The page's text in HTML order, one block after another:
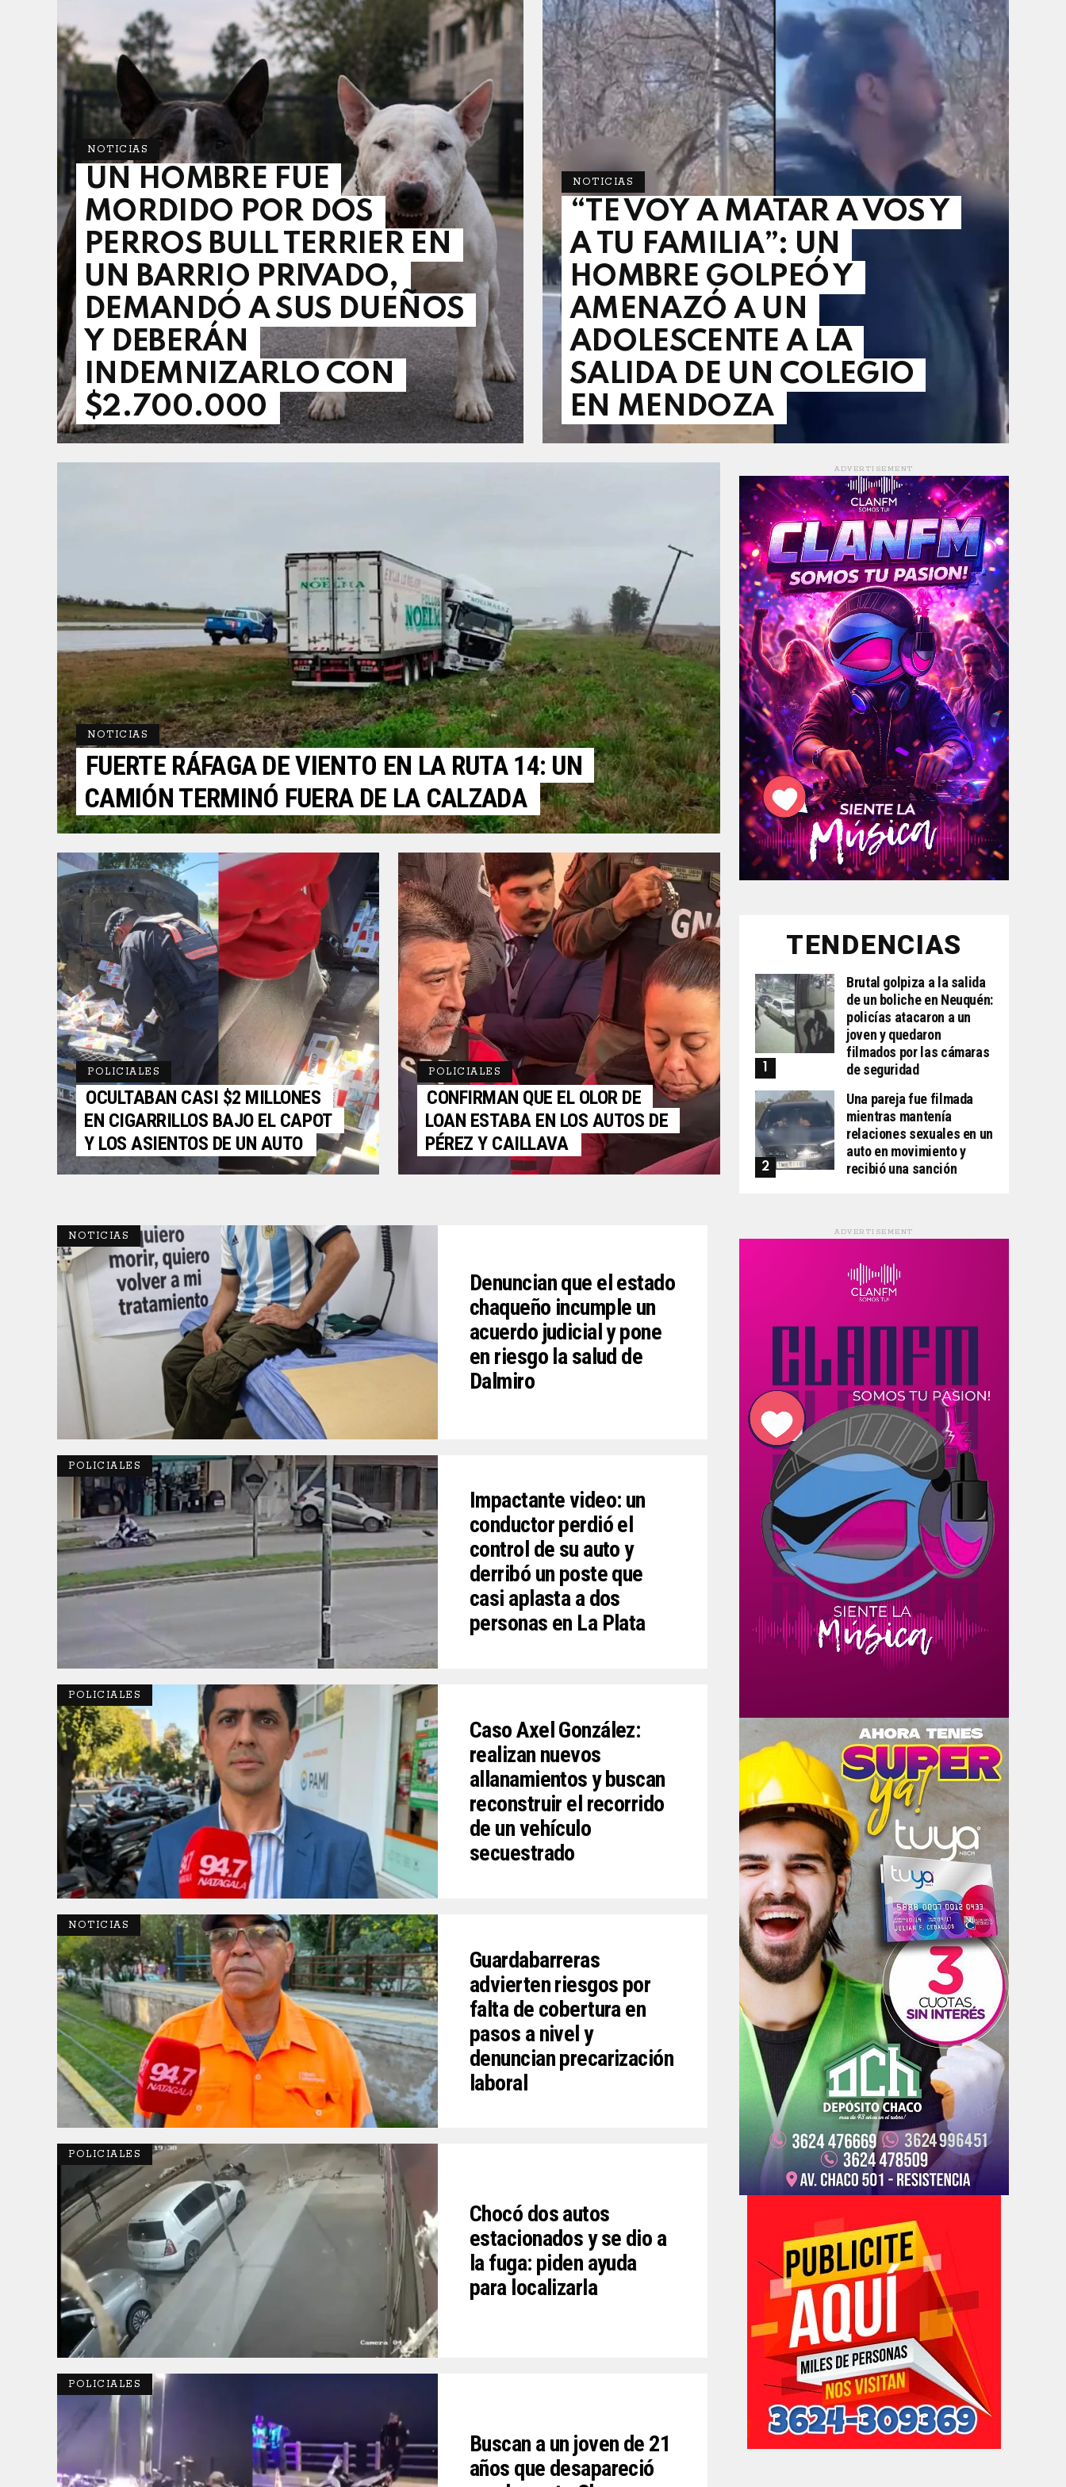
NOTICIAS
UN HOMBRE FUE
MORDIDO POR DOS
PERROS BULL TERRIER EN
UN BARRIO PRIVADO,
DEMANDÓ A SUS DUEÑOS
Y DEBERÁN
INDEMNIZARLO CON
$2.700.000
NOTICIAS
“TE VOY A MATAR A VOS Y
A TU FAMILIA”: UN
HOMBRE GOLPEÓ Y
AMENAZÓ A UN
ADOLESCENTE A LA
SALIDA DE UN COLEGIO
EN MENDOZA
NOTICIAS
FUERTE RÁFAGA DE VIENTO EN LA RUTA 14: UN
CAMIÓN TERMINÓ FUERA DE LA CALZADA
POLICIALES
OCULTABAN CASI $2 MILLONES
EN CIGARRILLOS BAJO EL CAPOT
Y LOS ASIENTOS DE UN AUTO
POLICIALES
CONFIRMAN QUE EL OLOR DE
LOAN ESTABA EN LOS AUTOS DE
PÉREZ Y CAILLAVA
ADVERTISEMENT
TENDENCIAS
Brutal golpiza a la salida
de un boliche en Neuquén:
policías atacaron a un
joven y quedaron
filmados por las cámaras
de seguridad
Una pareja fue filmada
mientras mantenía
relaciones sexuales en un
auto en movimiento y
recibió una sanción
NOTICIAS
Denuncian que el estado
chaqueño incumple un
acuerdo judicial y pone
en riesgo la salud de
Dalmiro
POLICIALES
Impactante video: un
conductor perdió el
control de su auto y
derribó un poste que
casi aplasta a dos
personas en La Plata
POLICIALES
Caso Axel González:
realizan nuevos
allanamientos y buscan
reconstruir el recorrido
de un vehículo
secuestrado
NOTICIAS
Guardabarreras
advierten riesgos por
falta de cobertura en
pasos a nivel y
denuncian precarización
laboral
POLICIALES
Chocó dos autos
estacionados y se dio a
la fuga: piden ayuda
para localizarla
POLICIALES
Buscan a un joven de 21
años que desapareció
ADVERTISEMENT